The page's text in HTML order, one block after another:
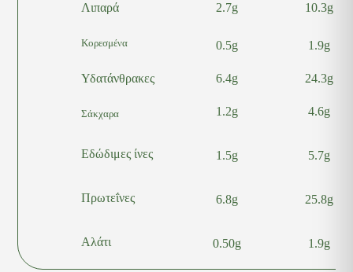
Λιπαρά
Κορεσμένα
Υδατάνθρακες
Σάκχαρα
Εδώδιμες ίνες
Πρωτεΐνες
Αλάτι
2.7g
0.5g
6.4g
1.2g
1.5g
6.8g
0.50g
10.3g
1.9g
24.3g
4.6g
5.7g
25.8g
1.9g